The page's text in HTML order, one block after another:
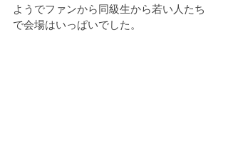
ようでファンから同級生から若い人たち
で会場はいっぱいでした。